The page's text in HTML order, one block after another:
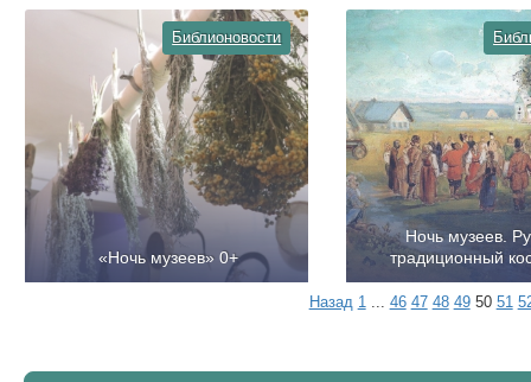
Библионовости
«Ночь музеев» 0+
Ночь музеев.
традиционный
Назад 1 ... 46 47 48 49 50 51